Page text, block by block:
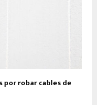
por robar cables de